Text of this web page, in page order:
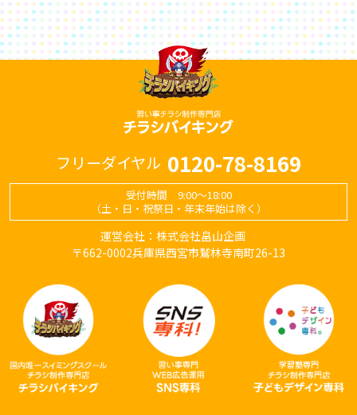
フリーダイヤル 0120-78-8169
受付時間 9:00～18:00
（土・日・祝祭日・年末年始は除く）
運営会社：株式会社畠山企画
〒662-0002兵庫県西宮市鷲林寺南町26-13